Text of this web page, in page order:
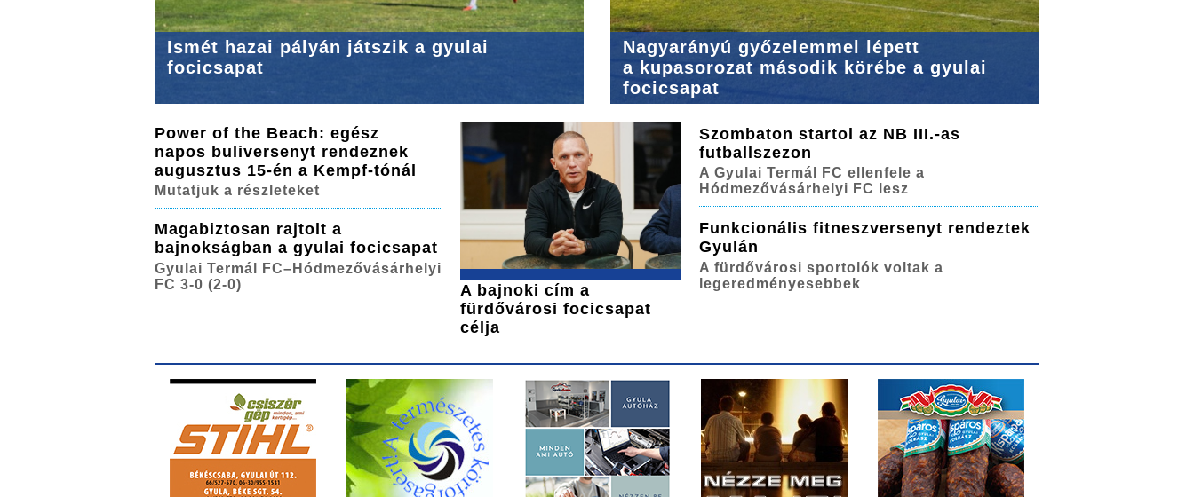
Ismét hazai pályán játszik a gyulai
focicsapat
Nagyarányú győzelemmel lépett
a kupasorozat második körébe a gyulai
focicsapat
Power of the Beach: egész
napos buliversenyt rendeznek
augusztus 15-én a Kempf-tónál
Mutatjuk a részleteket
Magabiztosan rajtolt a
bajnokságban a gyulai focicsapat
Gyulai Termál FC–Hódmezővásárhelyi
FC 3-0 (2-0)
A bajnoki cím a
fürdővárosi focicsapat
célja
Szombaton startol az NB III.-as
futballszezon
A Gyulai Termál FC ellenfele a
Hódmezővásárhelyi FC lesz
Funkcionális fitneszversenyt rendeztek
Gyulán
A fürdővárosi sportolók voltak a
legeredményesebbek